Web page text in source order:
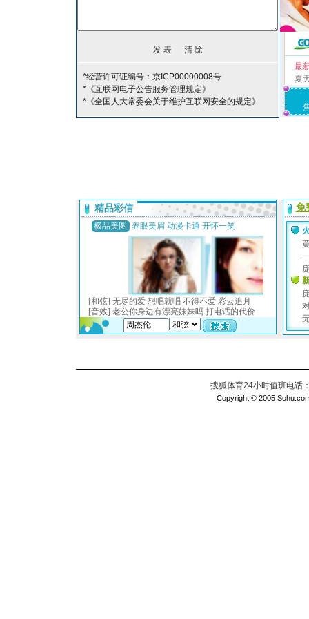
*经营许可证编号：京ICP00000008号
*《互联网电子公告服务管理规定》
*《全国人大常委会关于维护互联网安全的规定》
最
夏
搜狐体育24小时值班电话
Copyright © 2005